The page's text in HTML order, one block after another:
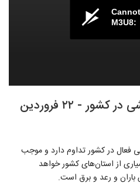
M3U8:
ادامه فعالیت سامانه بارشی در کشور - ۲۲ فروردین
فعال در کشور تداوم دارد و موجب
از استان‌های کشور خواهد
باران و رعد و برق است.